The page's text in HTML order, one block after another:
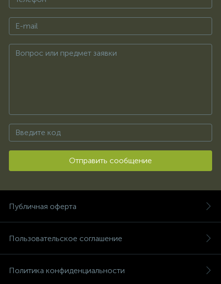
Отправить сообщение
Публичная оферта
Пользовательское соглашение
Политика конфиденциальности